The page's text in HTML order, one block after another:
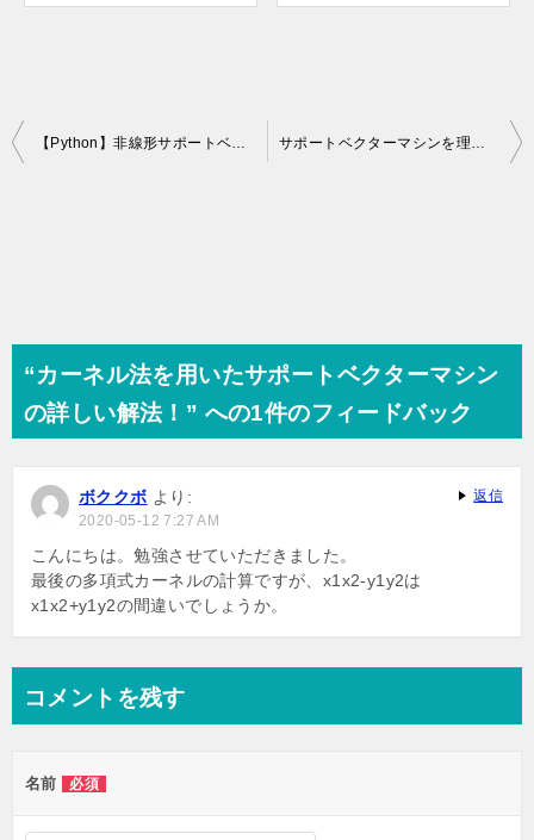
投
シ
ョ
ン
【Python】非線形サポートベクターマシンを使って，同定したモデルパラメータの分類を行う サポートベクターマシンを理解してプログラムを組むために参考にした本
“カーネル法を用いたサポートベクターマシン
の詳しい解法！” への1件のフィードバック
ボククボ より:
2020-05-12 7:27 AM
こんにちは。勉強させていただきました。
最後の多項式カーネルの計算ですが、x1x2-y1y2は
x1x2+y1y2の間違いでしょうか。
返信
コメントを残す
名前 必須